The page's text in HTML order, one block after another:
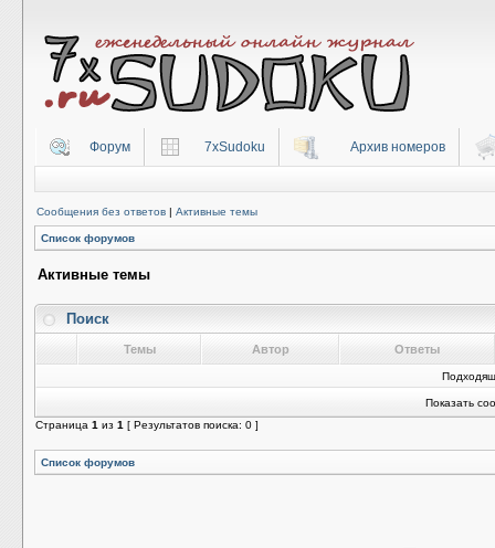
Форум 7xSudoku Архив номеров
Сообщения без ответов | Активные темы
Список форумов
Активные темы
Поиск
Темы Автор Ответы
Показать
Страница 1 из 1 [ Результатов поиска: 0 ]
Список форумов